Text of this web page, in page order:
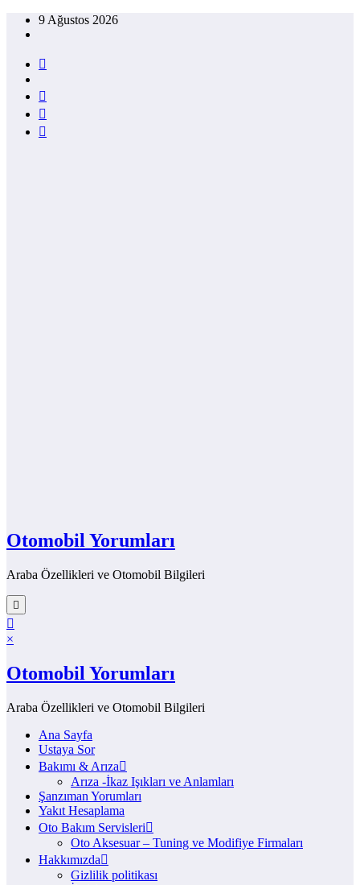
İçeriğe9 Ağustos 2026
Otomobil Yorumları
Araba Özellikleri ve Otomobil Bilgileri
×
Otomobil Yorumları
Araba Özellikleri ve Otomobil Bilgileri
Ana Sayfa
Ustaya Sor
Bakımı & Arıza
Arıza -İkaz Işıkları ve Anlamları
Şanzıman Yorumları
Yakıt Hesaplama
Oto Bakım Servisleri
Oto Aksesuar – Tuning ve Modifiye Firmaları
Hakkımızda
Gizlilik politikası